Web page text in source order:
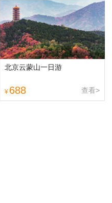
，请您认真阅读并切实遵守。
北京云蒙山一日游
¥ 688 查看>